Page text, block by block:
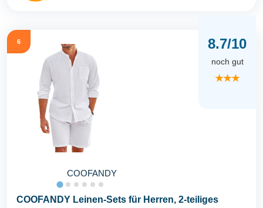
6
COOFANDY
8.7/10
noch gut
★★★
COOFANDY Leinen-Sets für Herren, 2-teiliges